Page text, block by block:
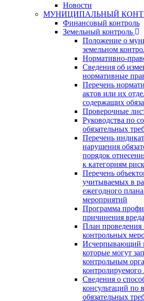
Новости
МУНИЦИПАЛЬНЫЙ
Финансовый контроль
Земельный контроль
Положение о
земельном
Нормативно-
Сведения об
нормативные
Перечень
актов или их
содержащих
Проверочные
Руководства по
обязательных
Перечень
нарушения
порядок
к категориям
Перечень
учитываемых в
ежегодного
мероприятий
Программа
причинения вреда
План
контрольных
Исчерпывающий
которые могут
контрольным
контролируемого
Сведения о
консультаций по
обязательных